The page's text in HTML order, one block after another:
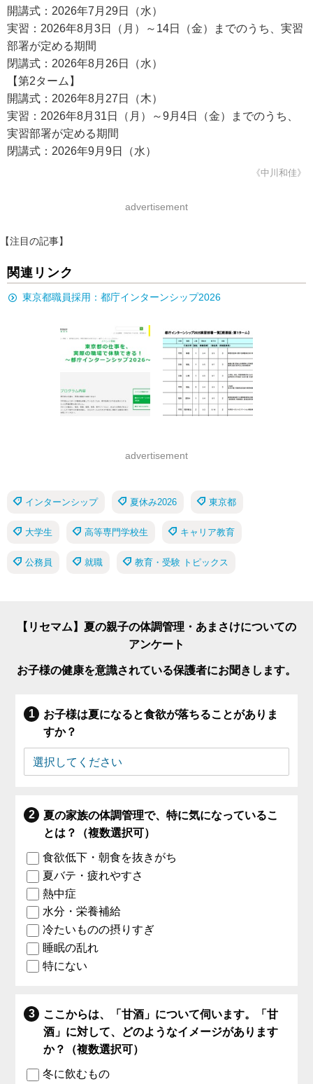
開講式：2026年7月29日（水）
実習：2026年8月3日（月）～14日（金）までのうち、実習
部署が定める期間
閉講式：2026年8月26日（水）
【第2ターム】
開講式：2026年8月27日（木）
実習：2026年8月31日（月）～9月4日（金）までのうち、
実習部署が定める期間
閉講式：2026年9月9日（水）
《中川和佳》
advertisement
【注目の記事】
関連リンク
東京都職員採用：都庁インターンシップ2026
advertisement
インターンシップ 夏休み2026 東京都
大学生 高等専門学校生 キャリア教育
公務員 就職 教育・受験 トピックス
【リセマム】夏の親子の体調管理・あまさけについての
アンケート
お子様の健康を意識されている保護者にお聞きします。
お子様は夏になると食欲が落ちることがありま
すか？
夏の家族の体調管理で、特に気になっているこ
とは？（複数選択可）
食欲低下・朝食を抜きがち
夏バテ・疲れやすさ
熱中症
水分・栄養補給
冷たいものの摂りすぎ
睡眠の乱れ
特にない
ここからは、「甘酒」について伺います。「甘
酒」に対して、どのようなイメージがあります
か？（複数選択可）
冬に飲むもの